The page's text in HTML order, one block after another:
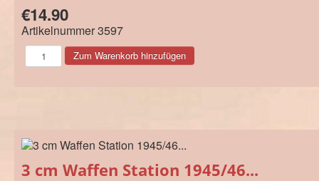
€14.90
Artikelnummer3597
3 cm Waffen Station 1945/46...